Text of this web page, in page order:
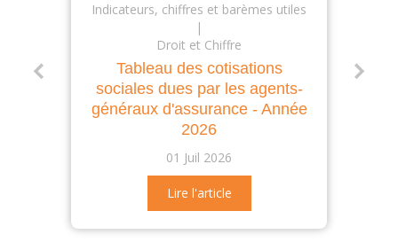
Indicateurs, chiffres et barèmes utiles
Droit et Chiffre
Tableau des cotisations
sociales dues par les agents-
généraux d'assurance - Année
2026
01 Juil 2026
Lire l'article